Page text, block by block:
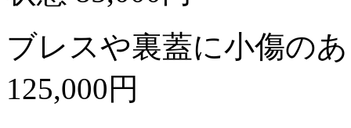
ブレスや裏蓋に小傷の
125,000円